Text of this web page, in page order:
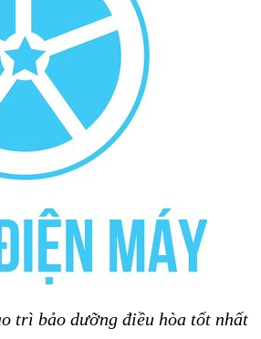
trì bảo dưỡng điều hòa tốt nhất